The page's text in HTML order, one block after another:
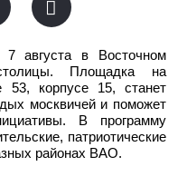
августа в Восточном
Площадка на
53, корпусе 15, станет
москвичей и поможет
В программу
патриотические
районах ВАО.